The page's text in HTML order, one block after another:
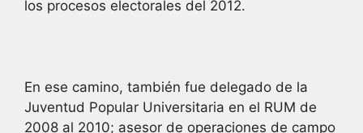
los procesos electorales del 2012.
En ese camino, también fue delegado de la
Juventud Popular Universitaria en el RUM de
2008 al 2010; asesor de operaciones de campo